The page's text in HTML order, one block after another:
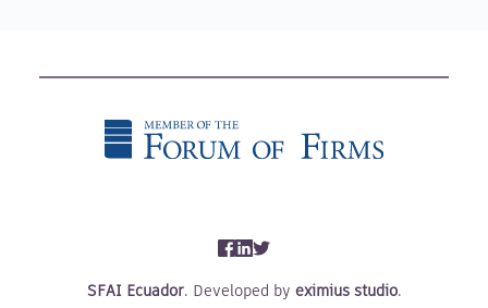
SFAI Ecuador. Developed by eximius studio.